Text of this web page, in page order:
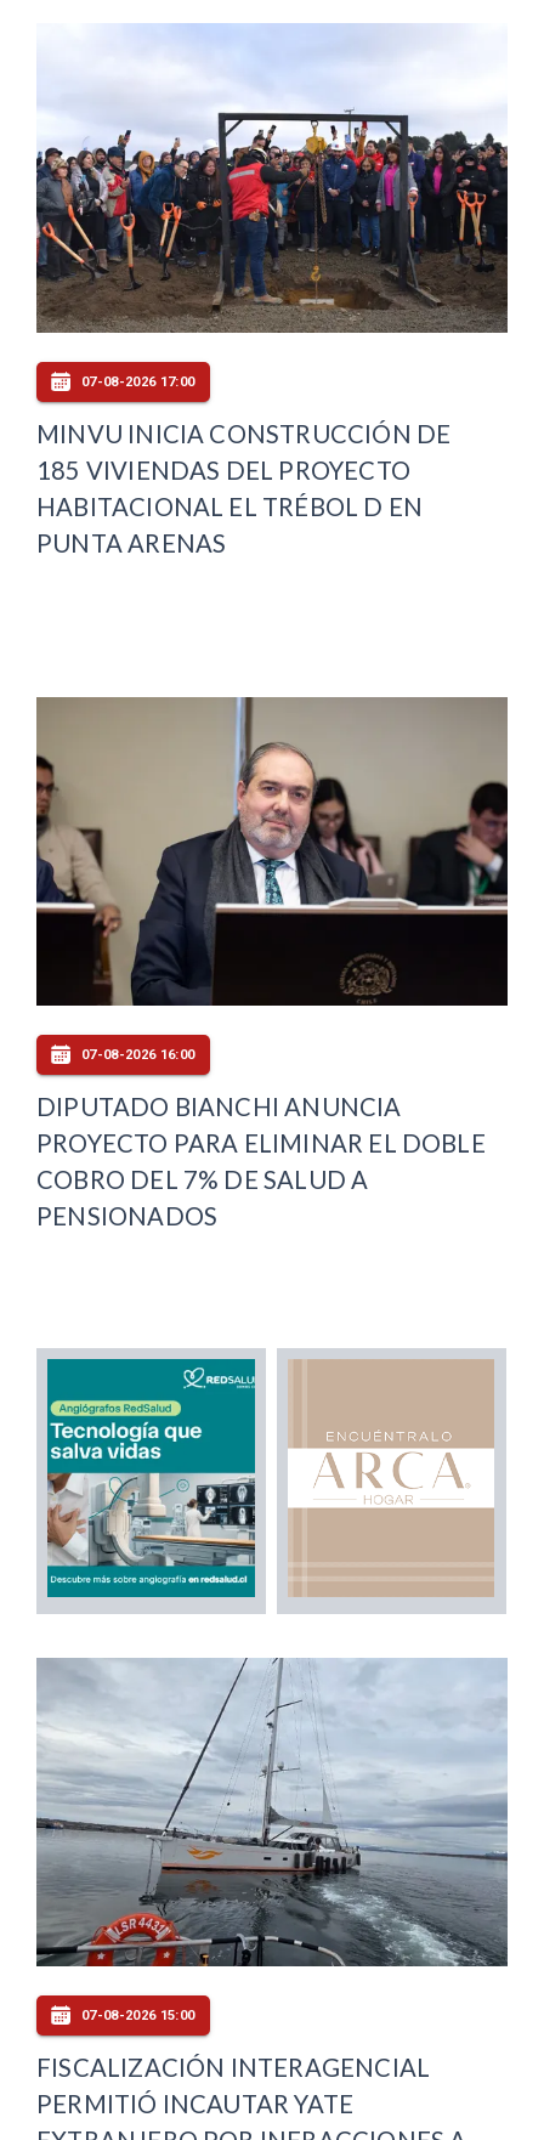
07-08-2026 17:00
MINVU INICIA CONSTRUCCIÓN DE
185 VIVIENDAS DEL PROYECTO
HABITACIONAL EL TRÉBOL D EN
PUNTA ARENAS
07-08-2026 16:00
DIPUTADO BIANCHI ANUNCIA
PROYECTO PARA ELIMINAR EL DOBLE
COBRO DEL 7% DE SALUD A
PENSIONADOS
07-08-2026 15:00
FISCALIZACIÓN INTERAGENCIAL
PERMITIÓ INCAUTAR YATE